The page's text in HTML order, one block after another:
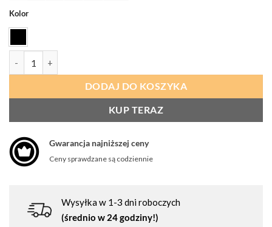
Kolor
DODAJ DO KOSZYKA
KUP TERAZ
Gwarancja najniższej ceny
Ceny sprawdzane są codziennie
Wysyłka w 1-3 dni roboczych
(średnio w 24 godziny!)